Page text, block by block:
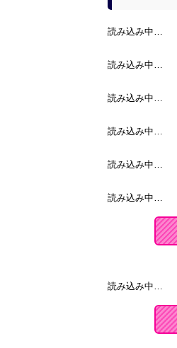
読み込み中…
読み込み中…
読み込み中…
読み込み中…
読み込み中…
読み込み中…
読み込み中…